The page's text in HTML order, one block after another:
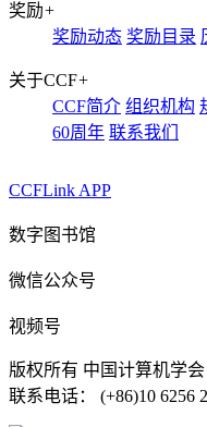
奖励+
奖励动态 奖励目录
关于CCF+
CCF简介 组织机构
60周年 联系我们
CCFLink APP
数字图书馆
微信公众号
视频号
版权所有 中国计算机学会
联系电话： (+86)10 6256